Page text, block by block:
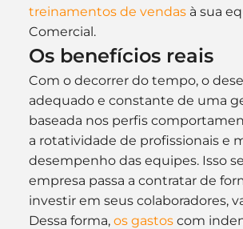
treinamentos de vendas à sua
Comercial.
Os benefícios reais
Com o decorrer do tempo, o
adequado e constante de uma
baseada nos perfis
a rotatividade de profissionais e
desempenho das equipes. Isso
empresa passa a contratar de
investir em seus colaboradores,
Dessa forma, os gastos com